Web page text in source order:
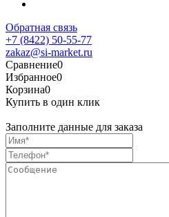
Обратная связь
+7 (8422) 50-55-77
zakaz@si-market.ru
Сравнение0
Избранное0
Корзина0
Купить в один клик
Заполните данные для заказа